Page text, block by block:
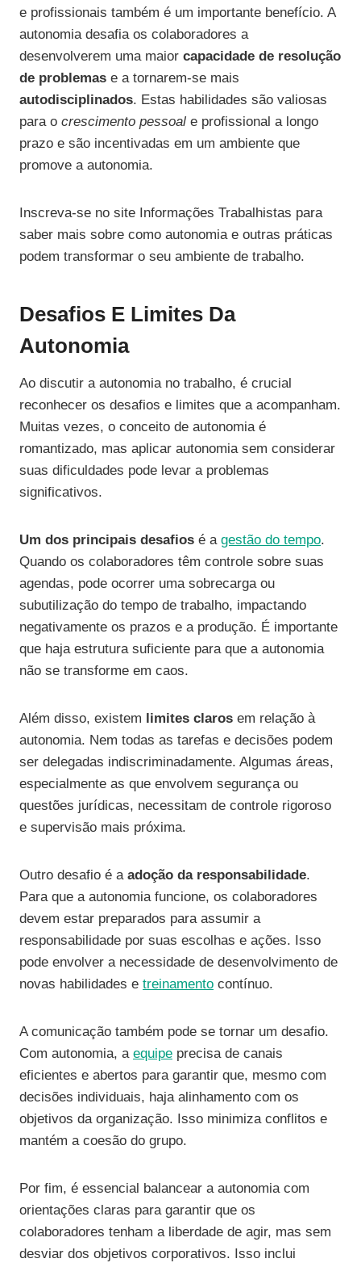
e profissionais também é um importante benefício. A
autonomia desafia os colaboradores a
desenvolverem uma maior capacidade de resolução
de problemas e a tornarem-se mais
autodisciplinados. Estas habilidades são valiosas
para o crescimento pessoal e profissional a longo
prazo e são incentivadas em um ambiente que
promove a autonomia.
Inscreva-se no site Informações Trabalhistas para
saber mais sobre como autonomia e outras práticas
podem transformar o seu ambiente de trabalho.
Desafios E Limites Da
Autonomia
Ao discutir a autonomia no trabalho, é crucial
reconhecer os desafios e limites que a acompanham.
Muitas vezes, o conceito de autonomia é
romantizado, mas aplicar autonomia sem considerar
suas dificuldades pode levar a problemas
significativos.
Um dos principais desafios é a gestão do tempo.
Quando os colaboradores têm controle sobre suas
agendas, pode ocorrer uma sobrecarga ou
subutilização do tempo de trabalho, impactando
negativamente os prazos e a produção. É importante
que haja estrutura suficiente para que a autonomia
não se transforme em caos.
Além disso, existem limites claros em relação à
autonomia. Nem todas as tarefas e decisões podem
ser delegadas indiscriminadamente. Algumas áreas,
especialmente as que envolvem segurança ou
questões jurídicas, necessitam de controle rigoroso
e supervisão mais próxima.
Outro desafio é a adoção da responsabilidade.
Para que a autonomia funcione, os colaboradores
devem estar preparados para assumir a
responsabilidade por suas escolhas e ações. Isso
pode envolver a necessidade de desenvolvimento de
novas habilidades e treinamento contínuo.
A comunicação também pode se tornar um desafio.
Com autonomia, a equipe precisa de canais
eficientes e abertos para garantir que, mesmo com
decisões individuais, haja alinhamento com os
objetivos da organização. Isso minimiza conflitos e
mantém a coesão do grupo.
Por fim, é essencial balancear a autonomia com
orientações claras para garantir que os
colaboradores tenham a liberdade de agir, mas sem
desviar dos objetivos corporativos. Isso inclui